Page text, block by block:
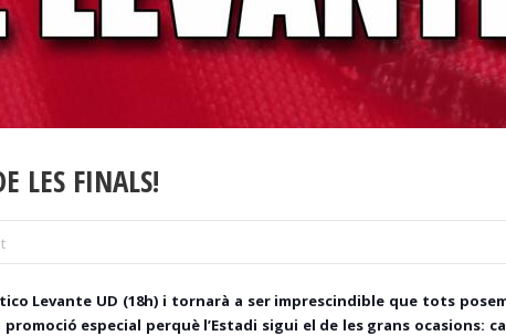
LES FINALS!
Levante UD (18h) i tornarà a ser imprescindible que tots
especial perquè l’Estadi sigui el de les grans ocasions: